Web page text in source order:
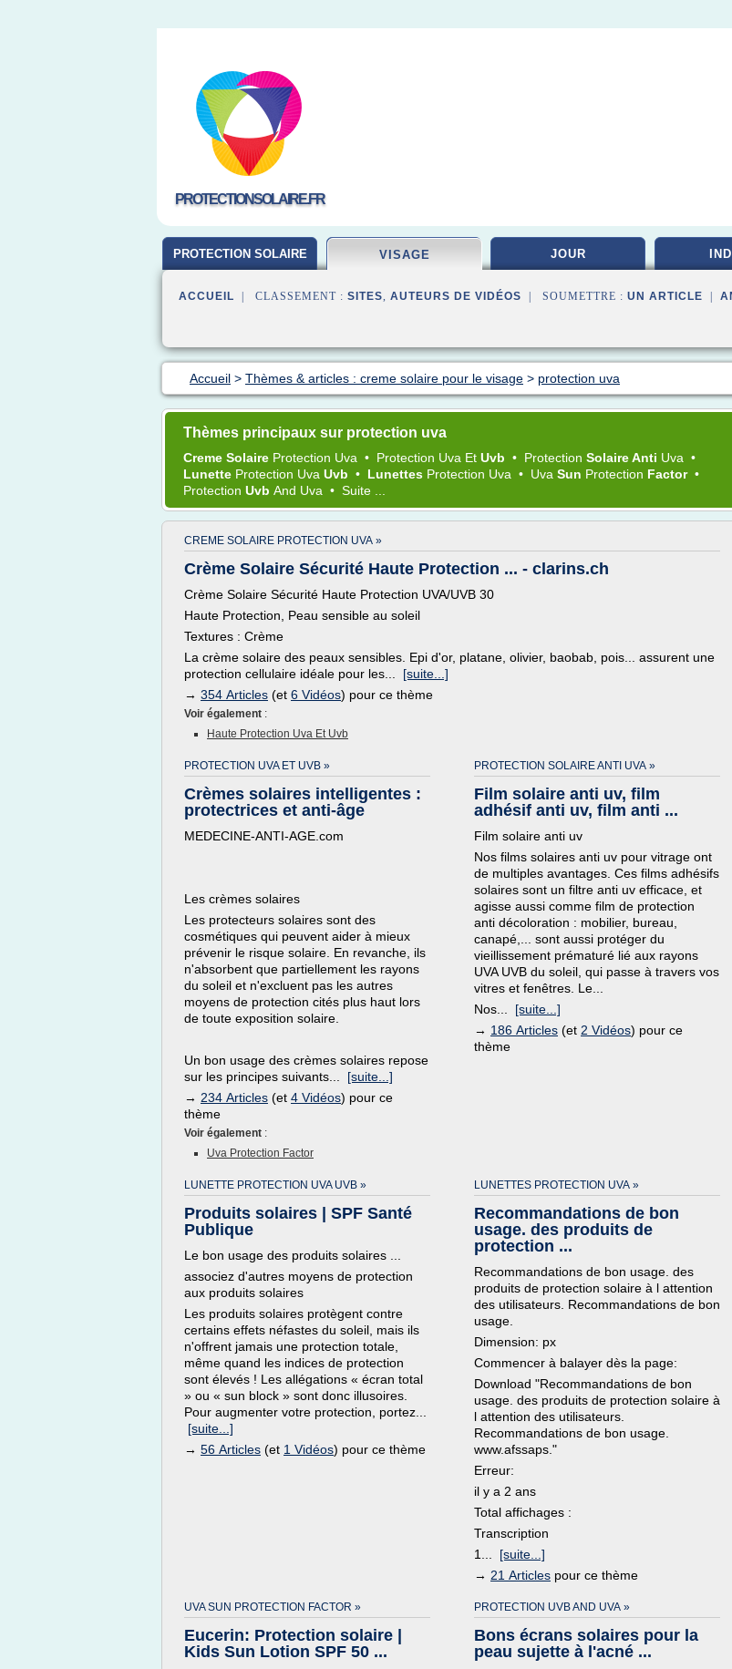
PROTECTIONSOLAIRE.FR
PROTECTION SOLAIRE VISAGE JOUR
ACCUEIL | CLASSEMENT : SITES, AUTEURS DE VIDÉOS | SOUMETTRE : UN ARTICLE
Accueil > Thèmes & articles : creme solaire pour le visage > protection uva
Thèmes principaux sur protection uva
Creme Solaire Protection Uva • Protection Uva Et Uvb • Protection Solaire Anti Uva •
Lunette Protection Uva Uvb • Lunettes Protection Uva • Uva Sun Protection Factor •
Protection Uvb And Uva • Suite ...
CREME SOLAIRE PROTECTION UVA »
Crème Solaire Sécurité Haute Protection ... - clarins.ch
Crème Solaire Sécurité Haute Protection UVA/UVB 30
Haute Protection, Peau sensible au soleil
Textures : Crème
La crème solaire des peaux sensibles. Epi d'or, platane, olivier, baobab, pois... assurent une
protection cellulaire idéale pour les... [suite...]
→ 354 Articles (et 6 Vidéos) pour ce thème
Voir également :
Haute Protection Uva Et Uvb
PROTECTION UVA ET UVB »
Crèmes solaires intelligentes :
protectrices et anti-âge
MEDECINE-ANTI-AGE.com
Les crèmes solaires
Les protecteurs solaires sont des
cosmétiques qui peuvent aider à mieux
prévenir le risque solaire. En revanche, ils
n'absorbent que partiellement les rayons
du soleil et n'excluent pas les autres
moyens de protection cités plus haut lors
de toute exposition solaire.
Un bon usage des crèmes solaires repose
sur les principes suivants... [suite...]
→ 234 Articles (et 4 Vidéos) pour ce
thème
Voir également :
Uva Protection Factor
PROTECTION SOLAIRE ANTI UVA »
Film solaire anti uv, film
adhésif anti uv, film anti ...
Film solaire anti uv
Nos films solaires anti uv pour vitrage ont
de multiples avantages. Ces films adhésifs
solaires sont un filtre anti uv efficace, et
agisse aussi comme film de protection
anti décoloration : mobilier, bureau,
canapé,... sont aussi protéger du
vieillissement prématuré lié aux rayons
UVA UVB du soleil, qui passe à travers vos
vitres et fenêtres. Le...
Nos... [suite...]
→ 186 Articles (et 2 Vidéos) pour ce
thème
LUNETTE PROTECTION UVA UVB »
Produits solaires | SPF Santé
Publique
Le bon usage des produits solaires ...
associez d'autres moyens de protection
aux produits solaires
Les produits solaires protègent contre
certains effets néfastes du soleil, mais ils
n'offrent jamais une protection totale,
même quand les indices de protection
sont élevés ! Les allégations « écran total
» ou « sun block » sont donc illusoires.
Pour augmenter votre protection, portez...
[suite...]
→ 56 Articles (et 1 Vidéos) pour ce thème
LUNETTES PROTECTION UVA »
Recommandations de bon
usage. des produits de
protection ...
Recommandations de bon usage. des
produits de protection solaire à l attention
des utilisateurs. Recommandations de bon
usage.
Dimension: px
Commencer à balayer dès la page:
Download "Recommandations de bon
usage. des produits de protection solaire à
l attention des utilisateurs.
Recommandations de bon usage.
www.afssaps."
Erreur:
il y a 2 ans
Total affichages :
Transcription
1... [suite...]
→ 21 Articles pour ce thème
UVA SUN PROTECTION FACTOR »
Eucerin: Protection solaire |
Kids Sun Lotion SPF 50 ...
PROTECTION UVB AND UVA »
Bons écrans solaires pour la
peau sujette à l'acné ...